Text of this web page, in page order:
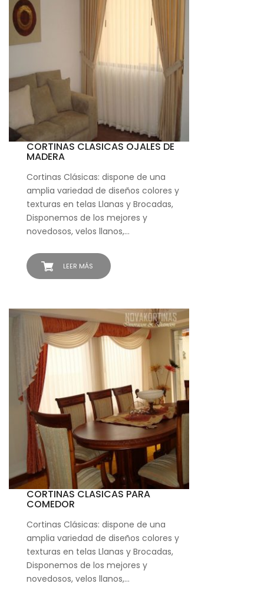
LEER MÁS
CORTINAS CLASICAS OJALES DE
MADERA
Cortinas Clásicas: dispone de una
amplia variedad de diseños colores y
texturas en telas Llanas y Brocadas,
Disponemos de los mejores y
novedosos, velos llanos,…
CORTINAS CLASICAS PARA
COMEDOR
Cortinas Clásicas: dispone de una
amplia variedad de diseños colores y
texturas en telas Llanas y Brocadas,
Disponemos de los mejores y
novedosos, velos llanos,…